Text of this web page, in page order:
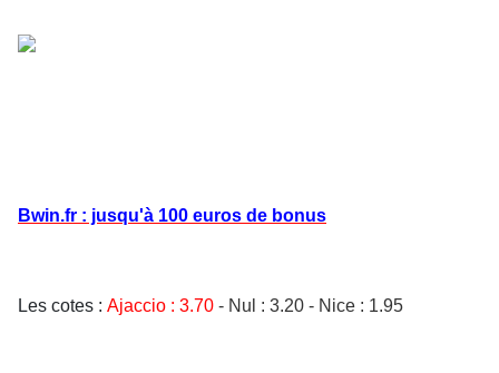
Bwin.fr : jusqu'à 100 euros de bonus
Les cotes : Ajaccio : 3.70 - Nul : 3.20 - Nice : 1.95